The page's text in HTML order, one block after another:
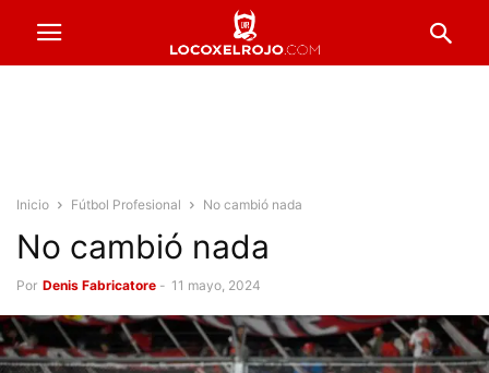
Inicio Fútbol Profesional No cambió nada
No cambió nada
Por Denis Fabricatore - 11 mayo, 2024